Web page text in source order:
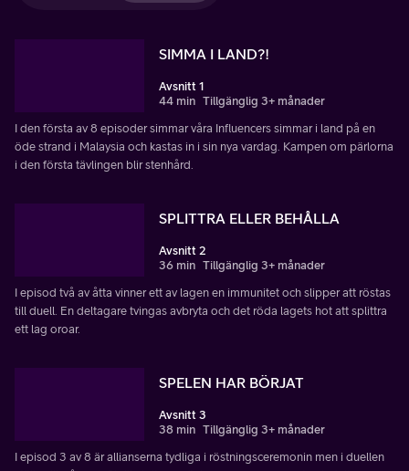
SIMMA I LAND?!
Avsnitt 1
44 min Tillgänglig 3+ månader
I den första av 8 episoder simmar våra Influencers simmar i land på en
öde strand i Malaysia och kastas in i sin nya vardag. Kampen om pärlorna
i den första tävlingen blir stenhård.
SPLITTRA ELLER BEHÅLLA
Avsnitt 2
36 min Tillgänglig 3+ månader
I episod två av åtta vinner ett av lagen en immunitet och slipper att röstas
till duell. En deltagare tvingas avbryta och det röda lagets hot att splittra
ett lag oroar.
SPELEN HAR BÖRJAT
Avsnitt 3
38 min Tillgänglig 3+ månader
I episod 3 av 8 är allianserna tydliga i röstningsceremonin men i duellen